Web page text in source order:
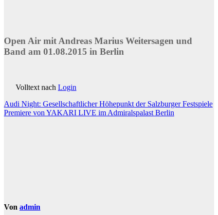
Open Air mit Andreas Marius Weitersagen und
Band am 01.08.2015 in Berlin
Volltext nach Login
Beitragsnavigation
Audi Night: Gesellschaftlicher Höhepunkt der Salzburger Festspiele
Premiere von YAKARI LIVE im Admiralspalast Berlin
Von admin